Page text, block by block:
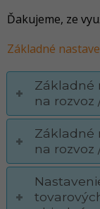
Ďakujeme, ze
Základné
Základné
na rozvoz
Základné
na rozvoz